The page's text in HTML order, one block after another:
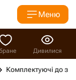
Меню
Дивилися
Комплектуючі до